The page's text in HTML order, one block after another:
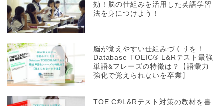
効！脳の仕組みを活用した英語学習
法を身につけよう！
脳が覚えやすい仕組みづくりを！
Database TOEIC® L&Rテスト最強
単語&フレーズの特徴は？【語彙力
強化で覚えられないを卒業】
TOEIC®L&Rテスト対策の教材を書